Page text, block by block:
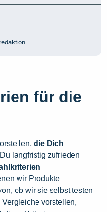
für die
die Dich
langfristig zufrieden
wir Produkte
ob wir sie selbst testen
vorstellen,